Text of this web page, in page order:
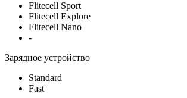
Flitecell Sport
Flitecell Explore
Flitecell Nano
-
Зарядное устройство
Standard
Fast